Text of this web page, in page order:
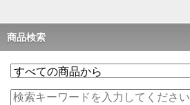
商品検索